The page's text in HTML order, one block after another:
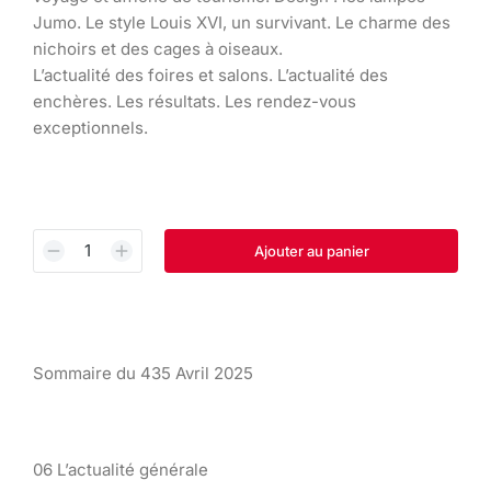
Jumo. Le style Louis XVI, un survivant. Le charme des
nichoirs et des cages à oiseaux.
L’actualité des foires et salons. L’actualité des
enchères. Les résultats. Les rendez-vous
exceptionnels.
Ajouter au panier
Sommaire du 435 Avril 2025
06 L’actualité générale